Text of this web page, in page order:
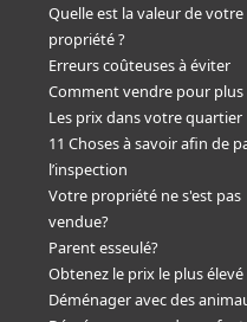
Quelle est la valeur de votre
propriété ?
Erreurs coûteuses à éviter
Comment vendre pour plus
Les prix dans votre quartier
11 Choses à savoir afin de
l’inspection
Votre propriété ne s'est pas
vendue?
Parent esseulé?
Obtenez le prix le plus élevé
Déménager avec des